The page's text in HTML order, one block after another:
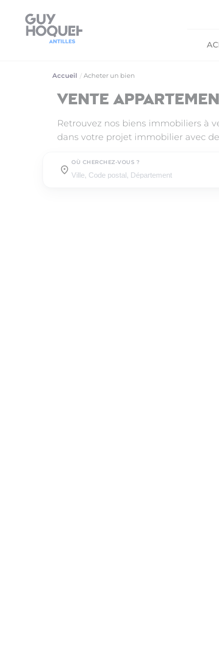
Accueil Acheter un bien
Vente
Retrouvez nos biens immobiliers à
dans votre projet immobilier avec
OÙ CHERCHEZ-VOUS ?
Où cherchez-vous ?